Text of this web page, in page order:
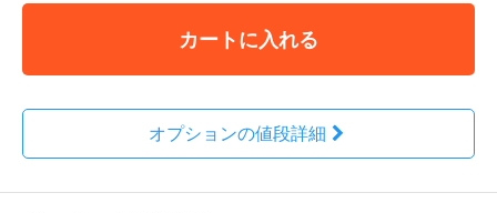
カートに入れる
オプションの値段詳細